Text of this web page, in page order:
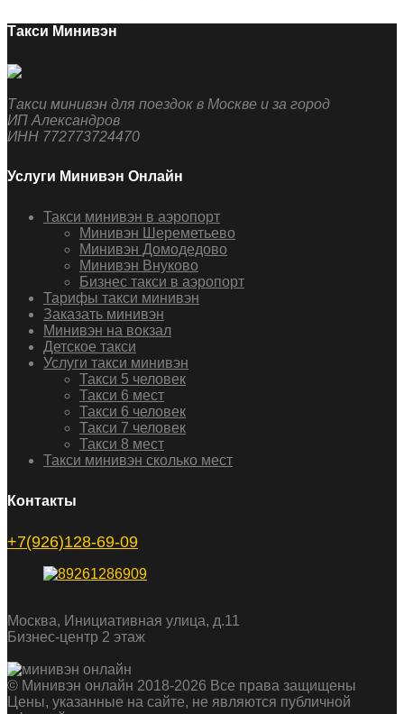
Такси Минивэн
Такси минивэн для поездок в Москве и за город
ИП Александров
ИНН 772773724470
Услуги Минивэн Онлайн
Такси минивэн в аэропорт
Минивэн Шереметьево
Минивэн Домодедово
Минивэн Внуково
Бизнес такси в аэропорт
Тарифы такси минивэн
Заказать минивэн
Минивэн на вокзал
Детское такси
Услуги такси минивэн
Такси 5 человек
Такси 6 мест
Такси 6 человек
Такси 7 человек
Такси 8 мест
Такси минивэн сколько мест
Контакты
+7(926)128-69-09
Москва, Инициативная улица, д.11
Бизнес-центр 2 этаж
© Минивэн онлайн 2018-2026 Все права защищены
Цены, указанные на сайте, не являются публичной